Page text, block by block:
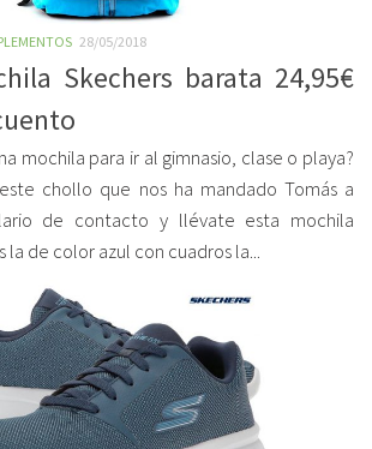
28/05/2018
Skechers barata 24,95€
mochila para ir al gimnasio, clase o playa?
chollo que nos ha mandado Tomás a
de contacto y llévate esta mochila
la de color azul con cuadros la...